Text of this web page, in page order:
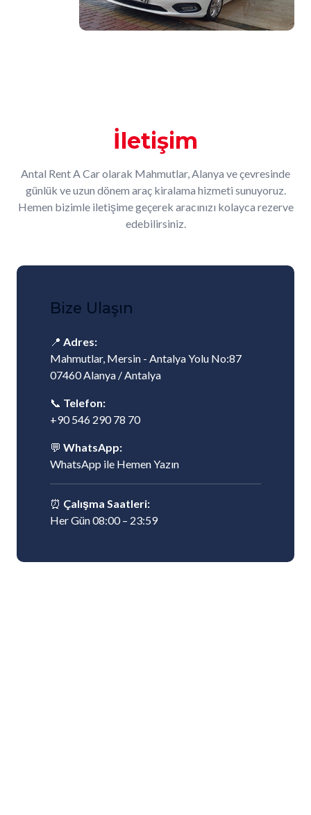
İletişim
Antal Rent A Car olarak Mahmutlar, Alanya ve çevresinde
günlük ve uzun dönem araç kiralama hizmeti sunuyoruz.
Hemen bizimle iletişime geçerek aracınızı kolayca rezerve
edebilirsiniz.
Bize Ulaşın
📍 Adres:
Mahmutlar, Mersin - Antalya Yolu No:87
07460 Alanya / Antalya
📞 Telefon:
+90 546 290 78 70
💬 WhatsApp:
WhatsApp ile Hemen Yazın
⏰ Çalışma Saatleri:
Her Gün 08:00 – 23:59